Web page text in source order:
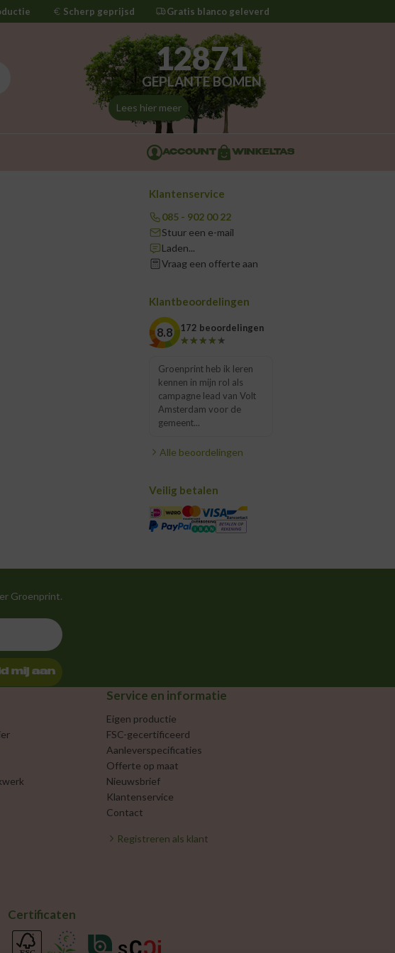
Scherp geprijsd Gratis blanco geleverd
12871
GEPLANTE BOMEN
Lees hier meer
ACCOUNT WINKELTAS
Klantenservice
085 - 902 00 22
Stuur een e-mail
Laden...
Vraag een offerte aan
Klantbeoordelingen
8.8 172 beoordelingen
★★★★★
★★★★★
Groenprint heb ik leren
kennen in mijn rol als
campagne lead van Volt
Amsterdam voor de
gemeent...
Alle beoordelingen
Veilig betalen
Groenprint.
mij aan
Service en informatie
Eigen productie
FSC-gecertificeerd
Aanleverspecificaties
Offerte op maat
Nieuwsbrief
Klantenservice
Contact
Registreren als klant
Certificaten